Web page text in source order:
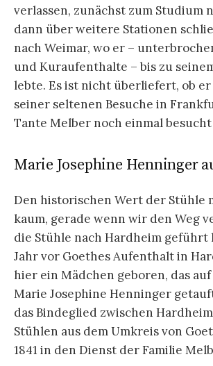
verlassen, zunächst zum Studium
dann über weitere Stationen
nach Weimar, wo er –
und Kuraufenthalte – bis zu
lebte. Es ist nicht überliefert, ob
seiner seltenen Besuche in
Tante Melber noch einmal
Marie Josephine Henninger
Den historischen Wert der Stühle
kaum, gerade wenn wir den Weg
die Stühle nach Hardheim geführt
Jahr vor Goethes Aufenthalt in
hier ein Mädchen geboren, das
Marie Josephine Henninger
das Bindeglied zwischen
Stühlen aus dem Umkreis von
1841 in den Dienst der Familie